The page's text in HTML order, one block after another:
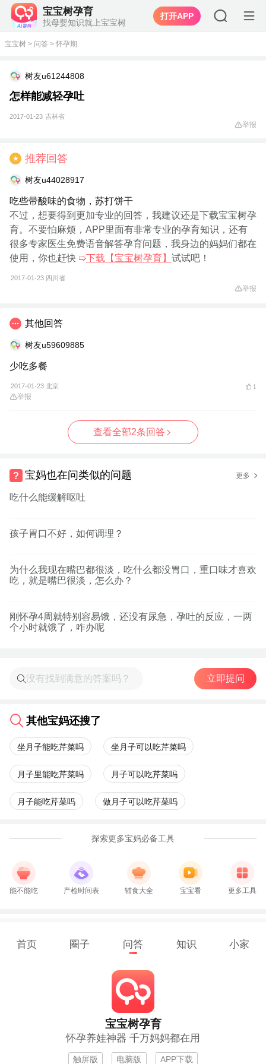
宝宝树孕育
找母婴知识就上宝宝树
打开APP
宝宝树 > 问答 > 怀孕期
树友u61244808
怎样能减轻孕吐
2017-01-23 吉林省
举报
★ 推荐回答
树友u44028917
吃些带酸味的食物，苏打饼干
不过，想要得到更加专业的回答，我建议还是下载宝宝树孕
育。不要怕麻烦，APP里面有非常专业的孕育知识，还有
很多专家医生免费语音解答孕育问题，我身边的妈妈们都在
使用，你也赶快 ➯下载【宝宝树孕育】 试试吧！
2017-01-23 四川省
举报
其他回答
树友u59609885
少吃多餐
2017-01-23 北京 1
举报
查看全部2条回答
宝妈也在问类似的问题 更多
吃什么能缓解呕吐
孩子胃口不好，如何调理？
为什么我现在嘴巴都很淡，吃什么都没胃口，重口味才喜欢
吃，就是嘴巴很淡，怎么办？
刚怀孕4周就特别容易饿，还没有尿急，孕吐的反应，一两
个小时就饿了，咋办呢
立即提问
其他宝妈还搜了
坐月子能吃芹菜吗 坐月子可以吃芹菜吗
月子里能吃芹菜吗 月子可以吃芹菜吗
月子能吃芹菜吗 做月子可以吃芹菜吗
探索更多宝妈必备工具
能不能吃 产检时间表 辅食大全 宝宝看 更多工具
首页 圈子 问答 知识 小家
宝宝树孕育
怀孕养娃神器 千万妈妈都在用
触屏版 电脑版 APP下载